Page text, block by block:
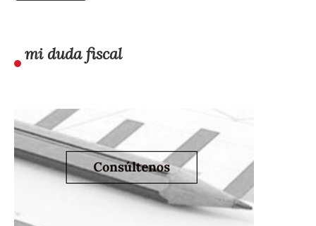
mi duda fiscal